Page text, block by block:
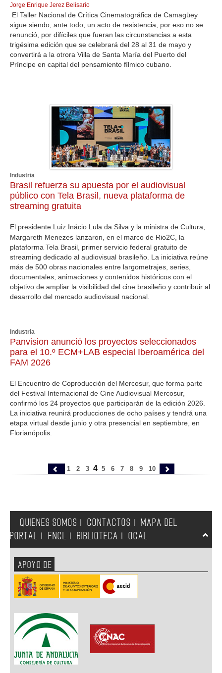
Jorge Enrique Jerez Belisario
El Taller Nacional de Crítica Cinematográfica de Camagüey
sigue siendo, ante todo, un acto de resistencia, por eso no se
renunció, por difíciles que fueran las circunstancias a esta
trigésima edición que se celebrará del 28 al 31 de mayo y
convertirá a la otrora Villa de Santa María del Puerto del
Príncipe en capital del pensamiento fílmico cubano.
Industria
Brasil refuerza su apuesta por el audiovisual
público con Tela Brasil, nueva plataforma de
streaming gratuita
El presidente Luiz Inácio Lula da Silva y la ministra de Cultura,
Margareth Menezes lanzaron, en el marco de Rio2C, la
plataforma Tela Brasil, primer servicio federal gratuito de
streaming dedicado al audiovisual brasileño. La iniciativa reúne
más de 500 obras nacionales entre largometrajes, series,
documentales, animaciones y contenidos históricos con el
objetivo de ampliar la visibilidad del cine brasileño y contribuir al
desarrollo del mercado audiovisual nacional.
Industria
Panvision anunció los proyectos seleccionados
para el 10.º ECM+LAB especial Iberoamérica del
FAM 2026
El Encuentro de Coproducción del Mercosur, que forma parte
del Festival Internacional de Cine Audiovisual Mercosur,
confirmó los 24 proyectos que participarán de la edición 2026.
La iniciativa reunirá producciones de ocho países y tendrá una
etapa virtual desde junio y otra presencial en septiembre, en
Florianópolis.
1 2 3 4 5 6 7 8 9 10
QUIENES SOMOS CONTACTOS
MAPA DEL
PORTAL
FNCL BIBLIOTECA OCAL
APOYO DE